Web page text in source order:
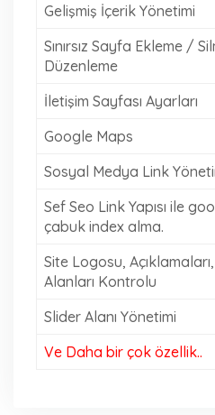
Gelişmiş İçerik Yönetimi
Sınırsız Sayfa Ekleme /
Düzenleme
İletişim Sayfası Ayarları
Google Maps
Sosyal Medya Link
Sef Seo Link Yapısı ile
çabuk index alma.
Site Logosu,
Alanları Kontrolu
Slider Alanı Yönetimi
Ve Daha bir çok özellik..